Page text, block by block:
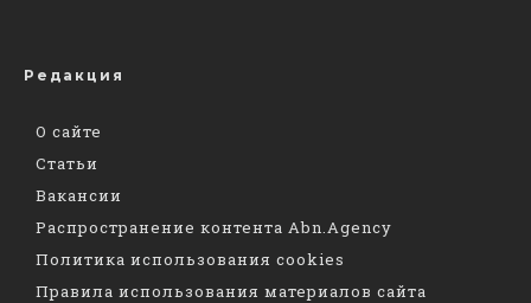
Редакция
О сайте
Статьи
Вакансии
Распространение контента Abn.Agency
Политика использования cookies
Правила использования материалов сайта